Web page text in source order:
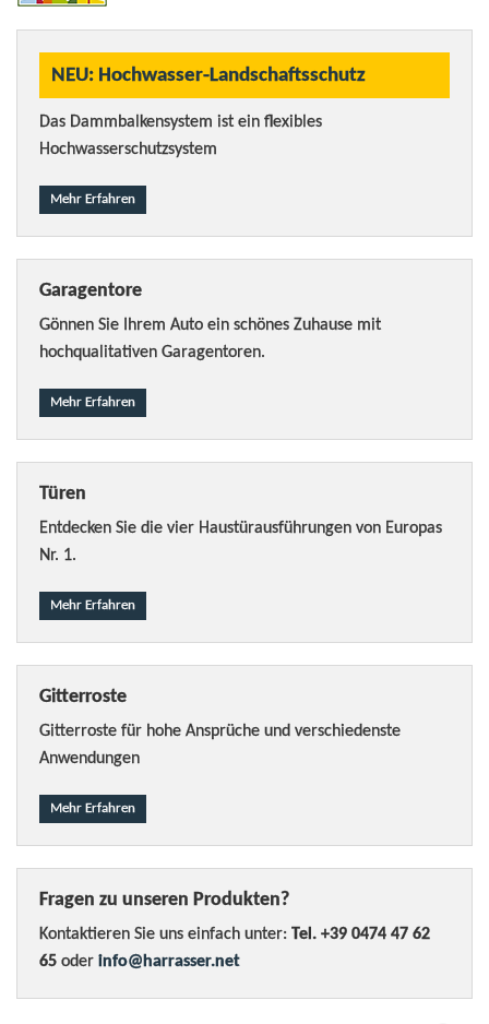
NEU: Hochwasser-Landschaftsschutz
Das Dammbalkensystem ist ein flexibles
Hochwasserschutzsystem
Mehr Erfahren
Garagentore
Gönnen Sie Ihrem Auto ein schönes Zuhause mit
hochqualitativen Garagentoren.
Mehr Erfahren
Türen
Entdecken Sie die vier Haustürausführungen von Europas
Nr. 1.
Mehr Erfahren
Gitterroste
Gitterroste für hohe Ansprüche und verschiedenste
Anwendungen
Mehr Erfahren
Fragen zu unseren Produkten?
Kontaktieren Sie uns einfach unter: Tel. +39 0474 47 62
65 oder info@harrasser.net